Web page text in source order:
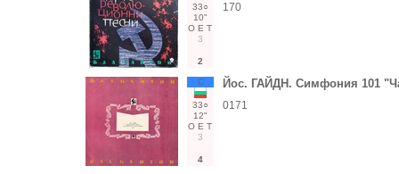
33○
10"
О Е Т
3
2
170
С
33○
12"
О Е Т
3
4
Йос. ГАЙДН. Симфония 101
0171